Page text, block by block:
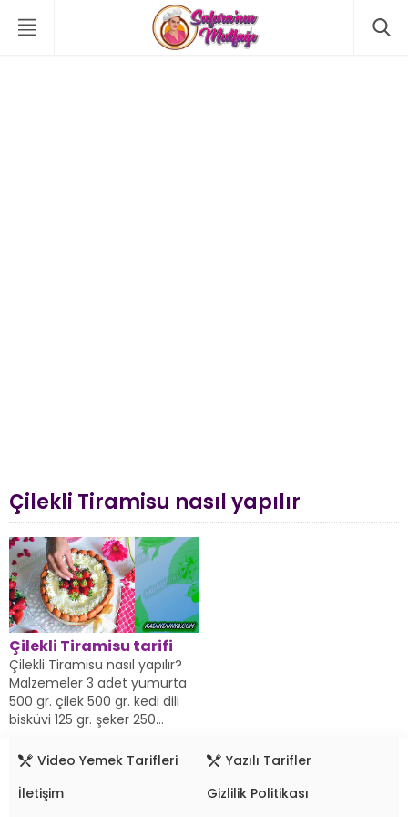
Çilekli Tiramisu nasıl yapılır
Çilekli Tiramisu tarifi
Çilekli Tiramisu nasıl yapılır?
Malzemeler 3 adet yumurta
500 gr. çilek 500 gr. kedi dili
bisküvi 125 gr. şeker 250...
Video Yemek Tarifleri
Yazılı Tarifler
İletişim
Gizlilik Politikası